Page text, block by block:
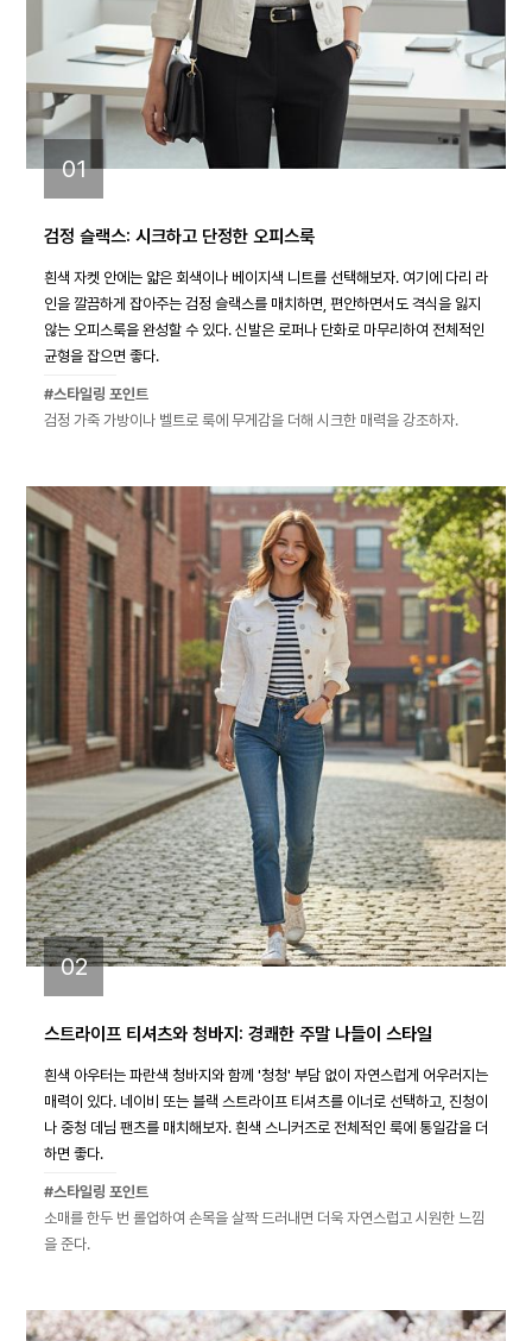
01
검정 슬랙스: 시크하고 단정한 오피스룩
흰색 자켓 안에는 얇은 회색이나 베이지색 니트를 선택해보자. 여기에 다리 라
인을 깔끔하게 잡아주는 검정 슬랙스를 매치하면, 편안하면서도 격식을 잃지
않는 오피스룩을 완성할 수 있다. 신발은 로퍼나 단화로 마무리하여 전체적인
균형을 잡으면 좋다.
#스타일링 포인트
검정 가죽 가방이나 벨트로 룩에 무게감을 더해 시크한 매력을 강조하자.
02
스트라이프 티셔츠와 청바지: 경쾌한 주말 나들이 스타일
흰색 아우터는 파란색 청바지와 함께 '청청' 부담 없이 자연스럽게 어우러지는
매력이 있다. 네이비 또는 블랙 스트라이프 티셔츠를 이너로 선택하고, 진청이
나 중청 데님 팬츠를 매치해보자. 흰색 스니커즈로 전체적인 룩에 통일감을 더
하면 좋다.
#스타일링 포인트
소매를 한두 번 롤업하여 손목을 살짝 드러내면 더욱 자연스럽고 시원한 느낌
을 준다.